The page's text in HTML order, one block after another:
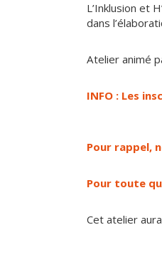
L’Inklusion et
dans
Atelier animé
INFO : Les
Pour rappel,
Pour toute
Cet atelier